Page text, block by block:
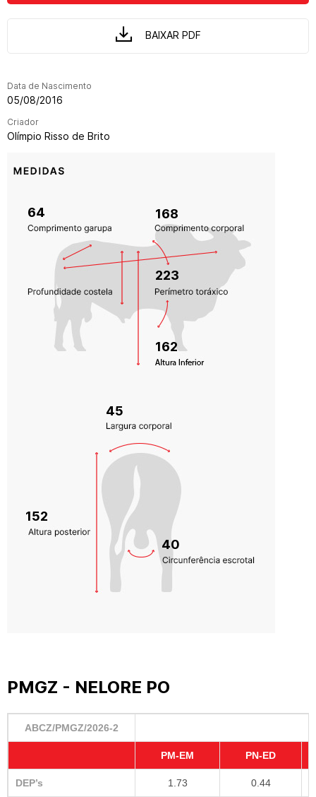
BAIXAR PDF
Data de Nascimento
05/08/2016
Criador
Olímpio Risso de Brito
64 168
223
162
45
152
40
PMGZ - NELORE PO
ABCZ/PMGZ/2026-2
PM-EM PN-ED
DEP’s 1.73 0.44